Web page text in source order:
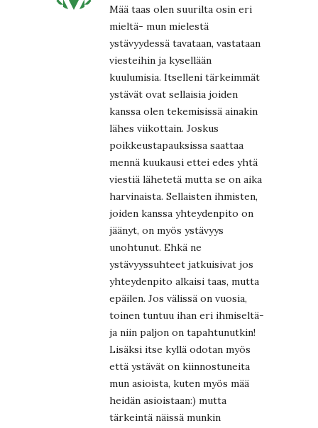
Mää taas olen suurilta osin eri
mieltä- mun mielestä
ystävyydessä tavataan, vastataan
viesteihin ja kysellään
kuulumisia. Itselleni tärkeimmät
ystävät ovat sellaisia joiden
kanssa olen tekemisissä ainakin
lähes viikottain. Joskus
poikkeustapauksissa saattaa
mennä kuukausi ettei edes yhtä
viestiä lähetetä mutta se on aika
harvinaista. Sellaisten ihmisten,
joiden kanssa yhteydenpito on
jäänyt, on myös ystävyys
unohtunut. Ehkä ne
ystävyyssuhteet jatkuisivat jos
yhteydenpito alkaisi taas, mutta
epäilen. Jos välissä on vuosia,
toinen tuntuu ihan eri ihmiseltä-
ja niin paljon on tapahtunutkin!
Lisäksi itse kyllä odotan myös
että ystävät on kiinnostuneita
mun asioista, kuten myös mää
heidän asioistaan:) mutta
tärkeintä näissä munkin